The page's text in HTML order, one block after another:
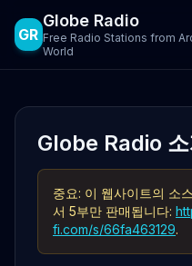
GR
Globe Radio
Free Radio Stations from
World
Globe Radio
중요: 이 웹사이트의 소
서 5부만 판매됩니다:
fi.com/s/66fa463129.